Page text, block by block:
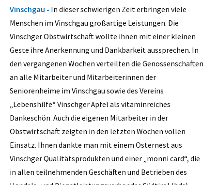
Vinschgau - In dieser schwierigen Zeit erbringen viele
Menschen im Vinschgau großartige Leistungen. Die
Vinschger Obstwirtschaft wollte ihnen mit einer kleinen
Geste ihre Anerkennung und Dankbarkeit aussprechen. In
den vergangenen Wochen verteilten die Genossenschaften
an alle Mitarbeiter und Mitarbeiterinnen der
Seniorenheime im Vinschgau sowie des Vereins
„Lebenshilfe“ Vinschger Äpfel als vitaminreiches
Dankeschön. Auch die eigenen Mitarbeiter in der
Obstwirtschaft zeigten in den letzten Wochen vollen
Einsatz. Ihnen dankte man mit einem Osternest aus
Vinschger Qualitätsprodukten und einer „monni card“, die
in allen teilnehmenden Geschäften und Betrieben des